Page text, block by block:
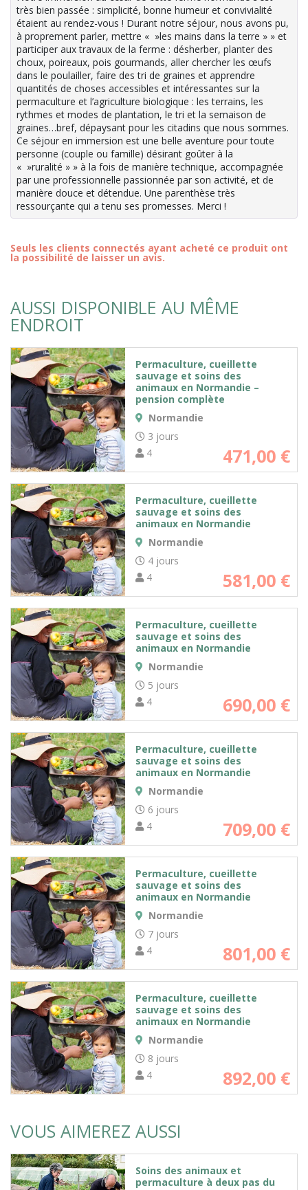
très bien passée : simplicité, bonne humeur et convivialité
étaient au rendez-vous ! Durant notre séjour, nous avons pu,
à proprement parler, mettre « »les mains dans la terre » » et
participer aux travaux de la ferme : désherber, planter des
choux, poireaux, pois gourmands, aller chercher les œufs
dans le poulailler, faire des tri de graines et apprendre
quantités de choses accessibles et intéressantes sur la
permaculture et l’agriculture biologique : les terrains, les
rythmes et modes de plantation, le tri et la semaison de
graines…bref, dépaysant pour les citadins que nous sommes.
Ce séjour en immersion est une belle aventure pour toute
personne (couple ou famille) désirant goûter à la
« »ruralité » » à la fois de manière technique, accompagnée
par une professionnelle passionnée par son activité, et de
manière douce et détendue. Une parenthèse très
ressourçante qui a tenu ses promesses. Merci !
Seuls les clients connectés ayant acheté ce produit ont
la possibilité de laisser un avis.
AUSSI DISPONIBLE AU MÊME
ENDROIT
Permaculture, cueillette
sauvage et soins des
animaux en Normandie –
pension complète
Normandie
3 jours
4
471,00 €
Permaculture, cueillette
sauvage et soins des
animaux en Normandie
Normandie
4 jours
4
581,00 €
Permaculture, cueillette
sauvage et soins des
animaux en Normandie
Normandie
5 jours
4
690,00 €
Permaculture, cueillette
sauvage et soins des
animaux en Normandie
Normandie
6 jours
4
709,00 €
Permaculture, cueillette
sauvage et soins des
animaux en Normandie
Normandie
7 jours
4
801,00 €
Permaculture, cueillette
sauvage et soins des
animaux en Normandie
Normandie
8 jours
4
892,00 €
VOUS AIMEREZ AUSSI
Soins des animaux et
permaculture à deux pas du